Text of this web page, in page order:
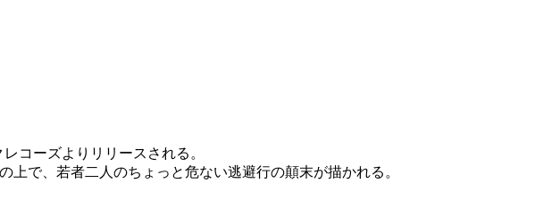
コーズよりリリースされる。
で、若者二人のちょっと危ない逃避行の顛末が描かれる。